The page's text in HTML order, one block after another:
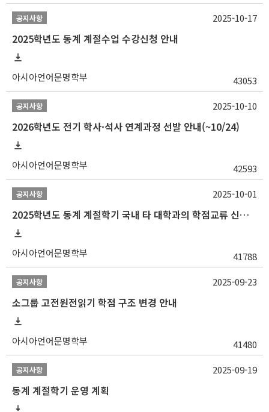
공지사항
2025학년도 동계 계절수업 수강신청 안내
아시아언어문명학부 43053
2025-10-17
공지사항
2026학년도 전기 학사·석사 연계과정 선발 안내(~10/24)
아시아언어문명학부 42593
2025-10-10
공지사항
2025학년도 동계 계절학기 국내 타 대학과의 학점교류 신청 안내
아시아언어문명학부 41788
2025-10-01
공지사항
소그룹 고전원전읽기 학점 구조 변경 안내
아시아언어문명학부 41480
2025-09-23
공지사항
동계 계절학기 운영 계획
2025-09-19